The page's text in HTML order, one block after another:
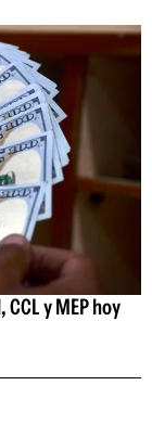
y MEP hoy